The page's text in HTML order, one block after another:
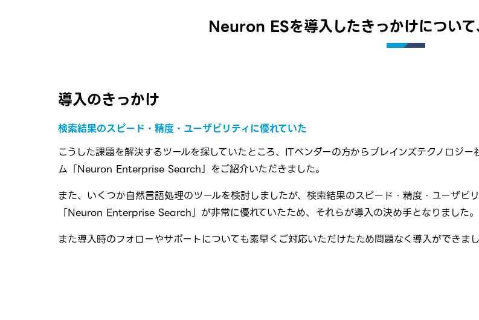
Neuron ESを導入したきっかけについて
導入のきっかけ
検索結果のスピード・精度・ユーザビリティに優れていた
こうした課題を解決するツールを探していたところ、ITベンダーの方からブレインズテクノロジ
ム「Neuron Enterprise Search」をご紹介いただきました。
また、いくつか自然言語処理のツールを検討しましたが、検索結果のスピード・精度・ユーザビ
「Neuron Enterprise Search」が非常に優れていたため、それらが導入の決め手となりました。
また導入時のフォローやサポートについても素早くご対応いただけたため問題なく導入ができまし